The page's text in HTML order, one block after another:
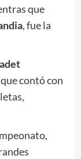
que
, fue la
contó con